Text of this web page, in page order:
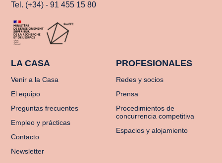
Tel. (+34) - 91 455 15 80
LA CASA
Venir a la Casa
El equipo
Preguntas frecuentes
Empleo y prácticas
Contacto
Newsletter
PROFESIONALES
Redes y socios
Prensa
Procedimientos de
concurrencia competitiva
Espacios y alojamiento